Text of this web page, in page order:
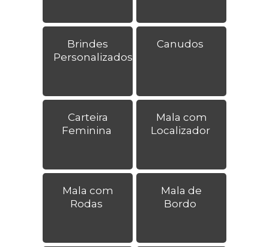
Brindes
Personalizados
Canudos
Carteira
Feminina
Mala com
Localizador
Mala com
Rodas
Mala de
Bordo